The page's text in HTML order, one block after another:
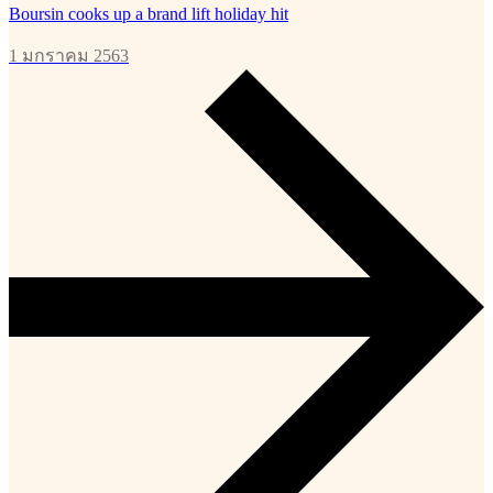
Boursin cooks up a brand lift holiday hit
1 มกราคม 2563